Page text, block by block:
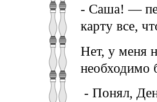
- Саша! —
карту все,
Нет, у меня
необходимо
- Понял,